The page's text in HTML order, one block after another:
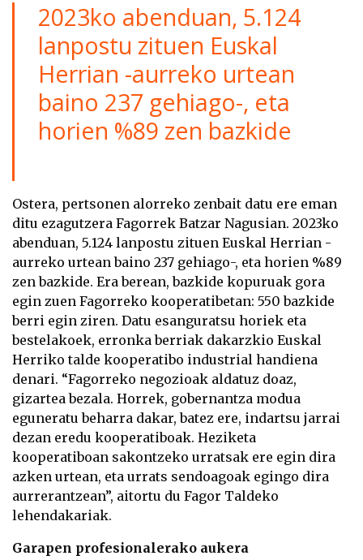
2023ko abenduan, 5.124
lanpostu zituen Euskal
Herrian -aurreko urtean
baino 237 gehiago-, eta
horien %89 zen bazkide
Ostera, pertsonen alorreko zenbait datu ere eman
ditu ezagutzera Fagorrek Batzar Nagusian. 2023ko
abenduan, 5.124 lanpostu zituen Euskal Herrian -
aurreko urtean baino 237 gehiago-, eta horien %89
zen bazkide. Era berean, bazkide kopuruak gora
egin zuen Fagorreko kooperatibetan: 550 bazkide
berri egin ziren. Datu esanguratsu horiek eta
bestelakoek, erronka berriak dakarzkio Euskal
Herriko talde kooperatibo industrial handiena
denari. “Fagorreko negozioak aldatuz doaz,
gizartea bezala. Horrek, gobernantza modua
eguneratu beharra dakar, batez ere, indartsu jarrai
dezan eredu kooperatiboak. Heziketa
kooperatiboan sakontzeko urratsak ere egin dira
azken urtean, eta urrats sendoagoak egingo dira
aurrerantzean”, aitortu du Fagor Taldeko
lehendakariak.
Garapen profesionalerako aukera